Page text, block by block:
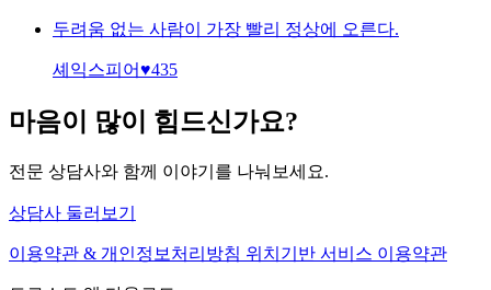
두려움 없는 사람이 가장 빨리 정상에 오른다.
셰익스피어♥435
마음이 많이 힘드신가요?
전문 상담사와 함께 이야기를 나눠보세요.
상담사 둘러보기
이용약관 & 개인정보처리방침 위치기반 서비스 이용약관